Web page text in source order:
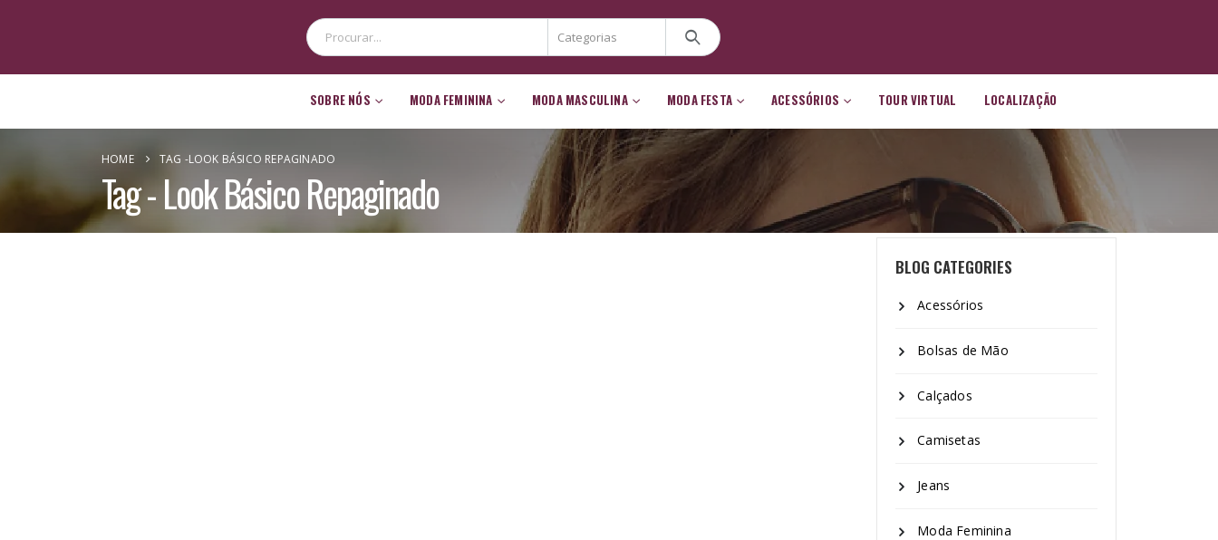
SOBRE NÓS MODA FEMININA MODA MASCULINA MODA FESTA ACESSÓRIOS TOUR VIRTUAL LOCALIZAÇÃO
CONTATO
HOME TAG -LOOK BÁSICO REPAGINADO
Tag - Look Básico Repaginado
BLOG CATEGORIES
Acessórios
Bolsas de Mão
Calçados
Camisetas
Jeans
Moda Feminina